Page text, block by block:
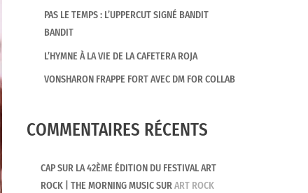
PAS LE TEMPS : L’UPPERCUT SIGNÉ BANDIT
BANDIT
L’HYMNE À LA VIE DE LA CAFETERA ROJA
VONSHARON FRAPPE FORT AVEC DM FOR COLLAB
COMMENTAIRES RÉCENTS
CAP SUR LA 42ÈME ÉDITION DU FESTIVAL ART
ROCK | THE MORNING MUSICSURART ROCK